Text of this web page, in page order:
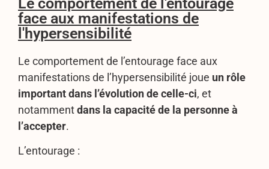
face aux manifestations de
l'hypersensibilité
Le comportement de l’entourage face aux
manifestations de l’hypersensibilité joue un rôle
important dans l’évolution de celle-ci, et
notammentdans la capacité de la personne à
l’accepter.
L’entourage :